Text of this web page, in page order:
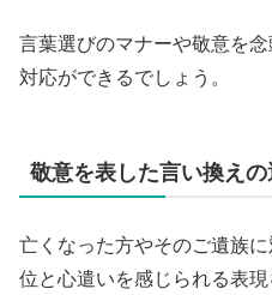
言葉選びのマナーや敬意を
対応ができるでしょう。
敬意を表した言い換え
亡くなった方やそのご遺族
位と心遣いを感じられる表現